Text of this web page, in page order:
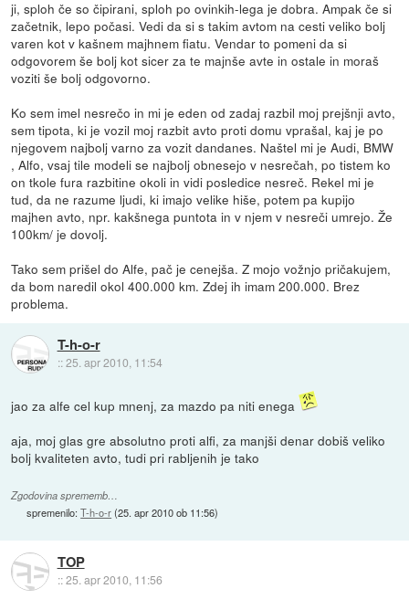
ji, sploh če so čipirani, sploh po ovinkih-lega je dobra. Ampak če si
začetnik, lepo počasi. Vedi da si s takim avtom na cesti veliko bolj
varen kot v kašnem majhnem fiatu. Vendar to pomeni da si
odgovorem še bolj kot sicer za te majnše avte in ostale in moraš
voziti še bolj odgovorno.
Ko sem imel nesrečo in mi je eden od zadaj razbil moj prejšnji avto,
sem tipota, ki je vozil moj razbit avto proti domu vprašal, kaj je po
njegovem najbolj varno za vozit dandanes. Naštel mi je Audi, BMW
, Alfo, vsaj tile modeli se najbolj obnesejo v nesrečah, po tistem ko
on tkole fura razbitine okoli in vidi posledice nesreč. Rekel mi je
tud, da ne razume ljudi, ki imajo velike hiše, potem pa kupijo
majhen avto, npr. kakšnega puntota in v njem v nesreči umrejo. Že
100km/ je dovolj.
Tako sem prišel do Alfe, pač je cenejša. Z mojo vožnjo pričakujem,
da bom naredil okol 400.000 km. Zdej ih imam 200.000. Brez
problema.
T-h-o-r
::25. apr 2010, 11:54
jao za alfe cel kup mnenj, za mazdo pa niti enega
aja, moj glas gre absolutno proti alfi, za manjši denar dobiš veliko
bolj kvaliteten avto, tudi pri rabljenih je tako
Zgodovina sprememb…
spremenilo:T-h-o-r(25. apr 2010 ob 11:56)
TOP
::25. apr 2010, 11:56